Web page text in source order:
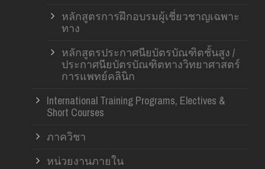
หลักสูตรการฝึกอบรมผู้เชี่ยวชาญเฉพาะ
ทาง
หลักสูตรประกาศนียบัตรบัณฑิตชั้นสูง /
ประกาศนียบัตรบัณฑิตทางวิทยาศาสตร์
การแพทย์คลินิก
International Training Programs, Electives &
Short Courses
ภาควิชา
หน่วยงานภายใน